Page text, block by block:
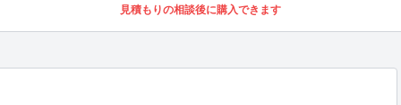
見積もりの相談後に購入できます